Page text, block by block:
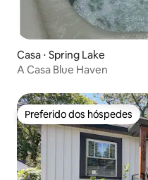
Casa ⋅ Spring Lake
A Casa Blue Haven
Preferido dos hóspedes
Preferido dos hóspedes